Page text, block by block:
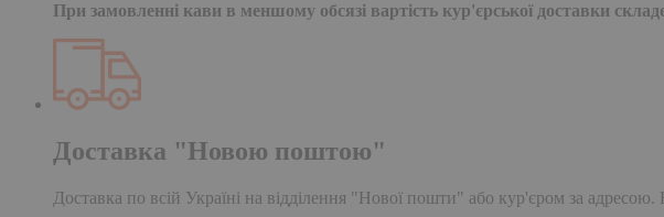
При замовленні кави в меншому обсязі вартість кур'єрської доставки
Доставка "Новою поштою"
Доставка по всій Україні на відділення "Нової пошти" або кур'єром за